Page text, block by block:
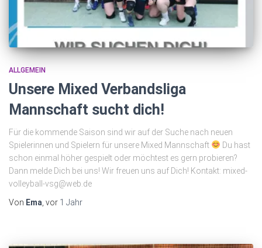
ALLGEMEIN
Unsere Mixed Verbandsliga
Mannschaft sucht dich!
Für die kommende Saison sind wir auf der Suche nach neuen
Spielerinnen und Spielern für unsere Mixed Mannschaft
Du hast
schon einmal höher gespielt oder möchtest es gern probieren?
Dann melde Dich bei uns! Wir freuen uns auf Dich! Kontakt: mixed-
volleyball-vsg@web.de
Von Ema , vor 1 Jahr